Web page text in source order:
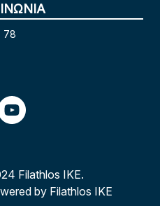
78
Filathlos ΙΚΕ.
by Filathlos ΙΚΕ